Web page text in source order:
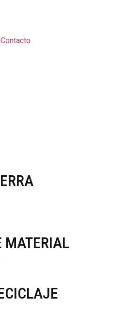
Contacto
MATERIAL